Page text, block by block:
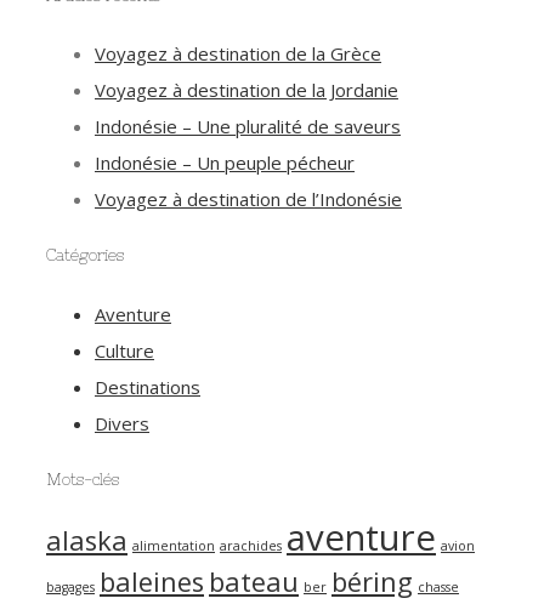
Voyagez à destination de la Grèce
Voyagez à destination de la Jordanie
Indonésie – Une pluralité de saveurs
Indonésie – Un peuple pécheur
Voyagez à destination de l’Indonésie
Catégories
Aventure
Culture
Destinations
Divers
Mots-clés
alaska alimentation arachides aventure avion
bagages baleines bateau ber béring chasse